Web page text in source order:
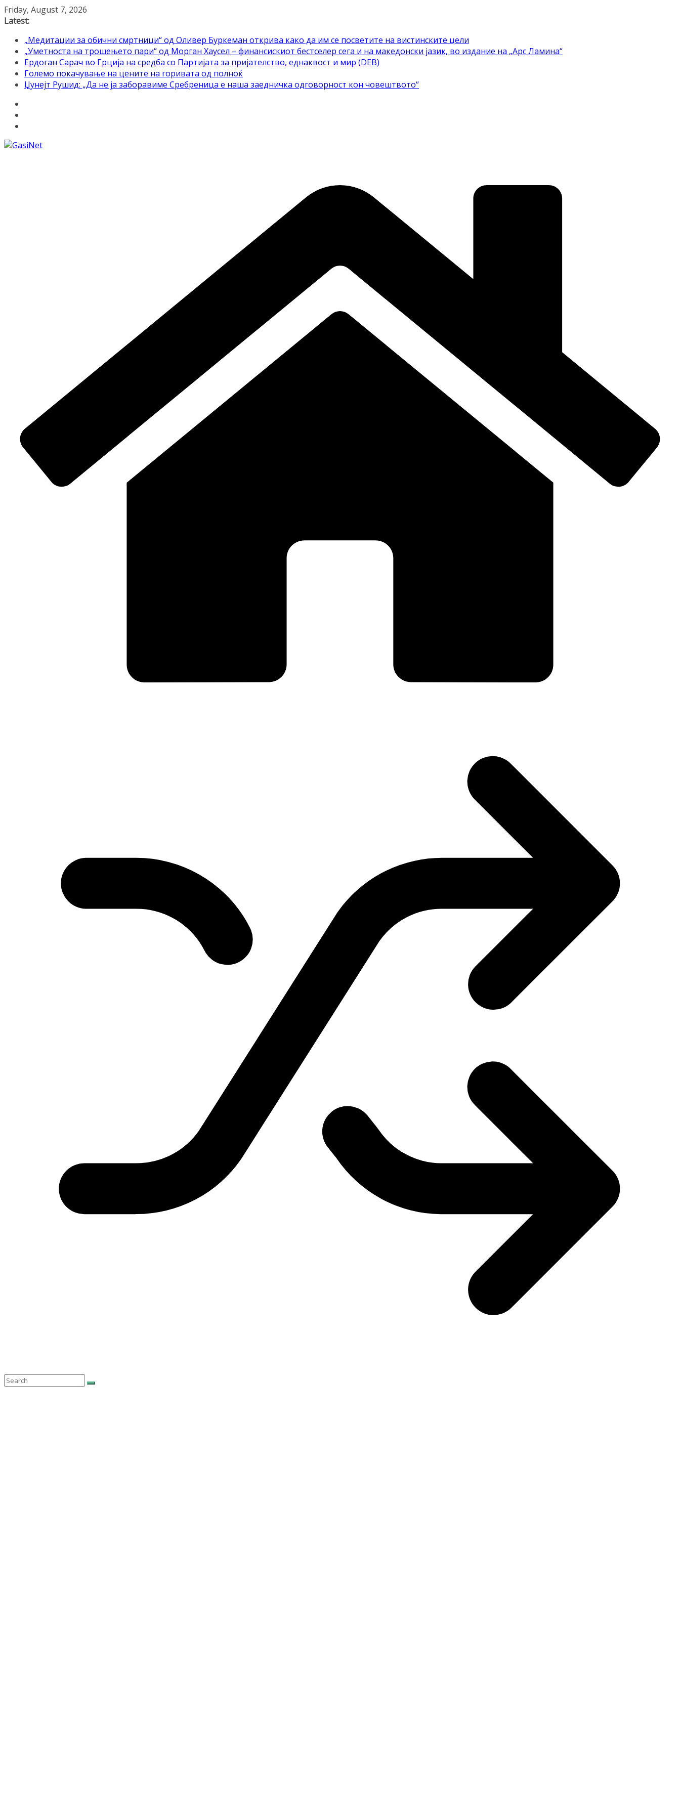
Skip
to
Friday, August 7, 2026
Latest:
„Медитации за обични смртници“ од Оливер Буркеман открива како да им се посветите на вистинските цели
„Уметноста на трошењето пари“ од Морган Хаусел – финансискиот бестселер сега и на македонски јазик, во издание на „Арс Ламина“
Ердоган Сарач во Грција на средба со Партијата за пријателство, еднаквост и мир (DEB)
Големо покачување на цените на горивата од полноќ
Џунејт Рушид: „Да не ја заборавиме Сребреница е наша заедничка одговорност кон човештвото“